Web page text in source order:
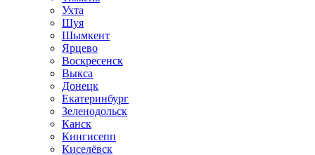
Ухта
Шуя
Шымкент
Ярцево
Воскресенск
Выкса
Донецк
Екатеринбург
Зеленодольск
Канск
Кингисепп
Киселёвск